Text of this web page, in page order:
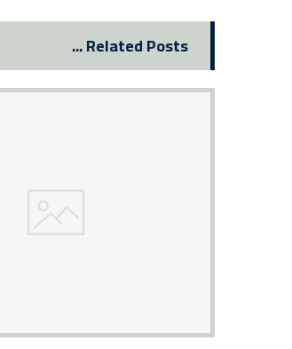
Related Posts ...